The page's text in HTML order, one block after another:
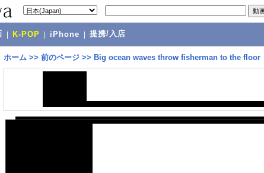
K-POP iPhone 提携/入店
ホーム >> 前のページ >> Big ocean waves throw fisherman to the floor